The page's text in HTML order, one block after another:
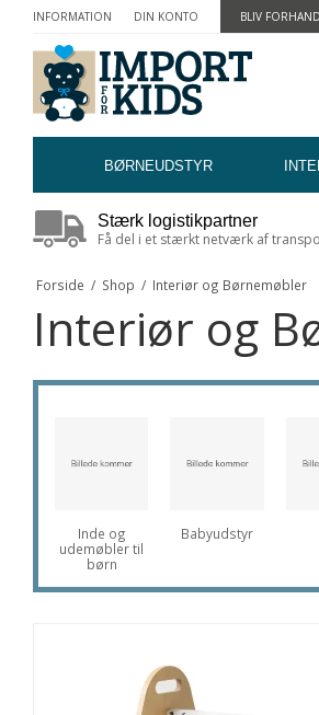
INFORMATION DIN KONTO BLIV
BØRNEUDSTYR
Stærk logistikpartner
Få del i et stærkt netværk af
Forside / Shop / Interiør og Børnemøbler
Interiør og
Inde og
udemøbler til
børn
Babyudstyr